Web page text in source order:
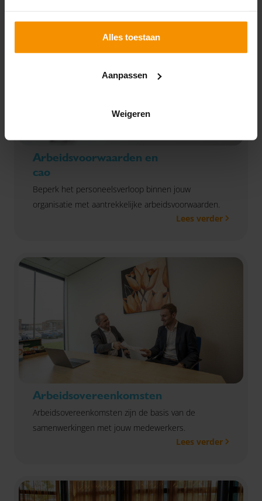
Alles toestaan
Aanpassen
Weigeren
Arbeidsvoorwaarden en
cao
Beperk het personeelsverloop binnen jouw
organisatie met aantrekkelijke arbeidsvoorwaarden.
Lees verder
Arbeidsovereenkomsten
Arbeidsovereenkomsten zijn de basis van de
samenwerkingen met jouw medewerkers.
Lees verder